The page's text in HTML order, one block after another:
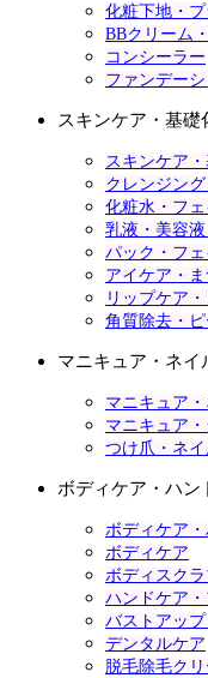
化粧下地・
BBクリーム
コンシーラー
ファンデー
スキンケア・基礎
スキンケア
クレンジン
化粧水・フ
乳液・美容
パック・フ
アイケア・
リップケア
角質除去・
マニキュア・ネイ
マニキュア
マニキュア
つけ爪・ネ
ボディケア・ハン
ボディケア
ボディケア
ボディスク
ハンドケア
バストアッ
デンタルケア
脱毛除毛ク